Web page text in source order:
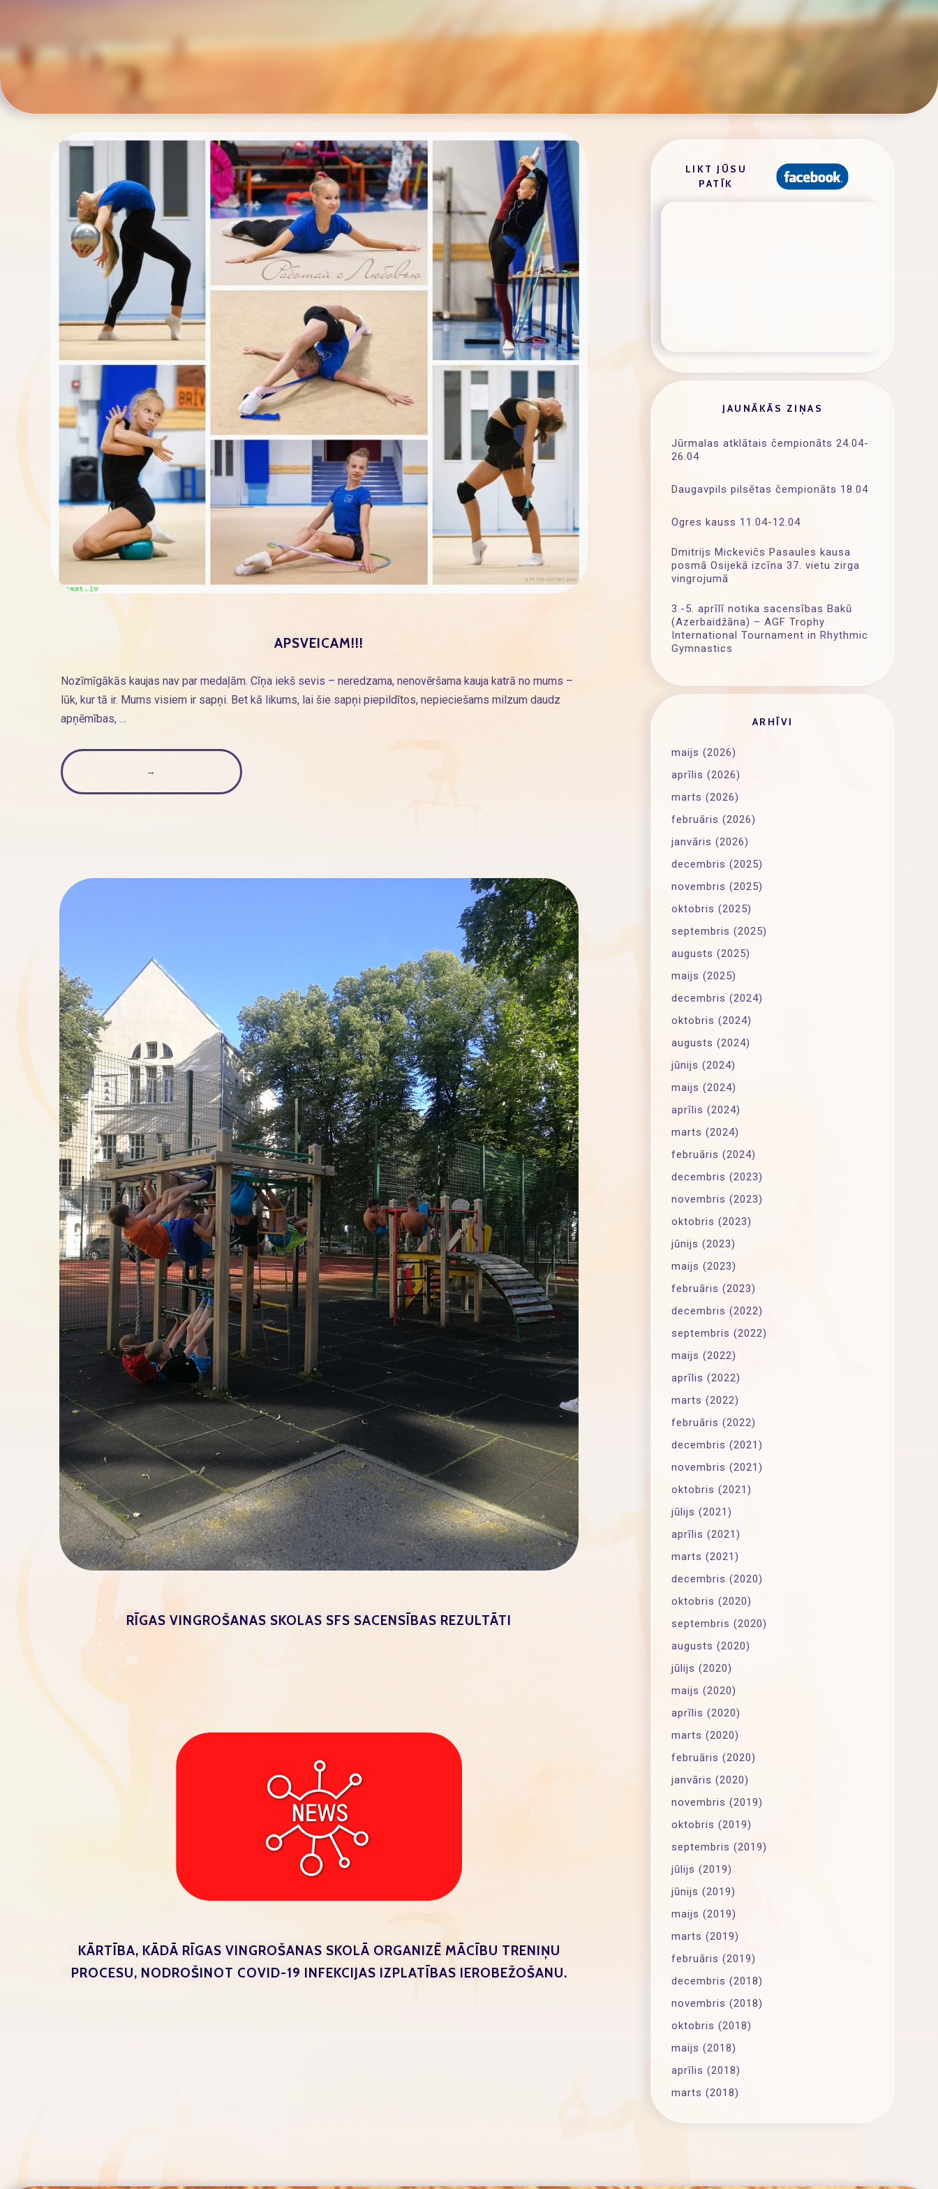
APSVEICAM!!!
Nozīmīgākās kaujas nav par medaļām. Cīņa iekš sevis – neredzama, nenovēršama kauja katrā no mums –
lūk, kur tā ir. Mums visiem ir sapņi. Bet kā likums, lai šie sapņi piepildītos, nepieciešams milzum daudz
apņēmības, …
→
RĪGAS VINGROŠANAS SKOLAS SFS SACENSĪBAS REZULTĀTI
KĀRTĪBA, KĀDĀ RĪGAS VINGROŠANAS SKOLĀ ORGANIZĒ MĀCĪBU TRENIŅU
PROCESU, NODROŠINOT COVID-19 INFEKCIJAS IZPLATĪBAS IEROBEŽOŠANU.
LIKT JŪSU
PATĪK
JAUNĀKĀS ZIŅAS
Jūrmalas atklātais čempionāts 24.04-
26.04
Daugavpils pilsētas čempionāts 18.04
Ogres kauss 11.04-12.04
Dmitrijs Mickevičs Pasaules kausa
posmā Osijekā izcīna 37. vietu zirga
vingrojumā
3.-5. aprīlī notika sacensības Bakū
(Azerbaidžāna) – AGF Trophy
International Tournament in Rhythmic
Gymnastics
ARHĪVI
maijs (2026)
aprīlis (2026)
marts (2026)
februāris (2026)
janvāris (2026)
decembris (2025)
novembris (2025)
oktobris (2025)
septembris (2025)
augusts (2025)
maijs (2025)
decembris (2024)
oktobris (2024)
augusts (2024)
jūnijs (2024)
maijs (2024)
aprīlis (2024)
marts (2024)
februāris (2024)
decembris (2023)
novembris (2023)
oktobris (2023)
jūnijs (2023)
maijs (2023)
februāris (2023)
decembris (2022)
septembris (2022)
maijs (2022)
aprīlis (2022)
marts (2022)
februāris (2022)
decembris (2021)
novembris (2021)
oktobris (2021)
jūlijs (2021)
aprīlis (2021)
marts (2021)
decembris (2020)
oktobris (2020)
septembris (2020)
augusts (2020)
jūlijs (2020)
maijs (2020)
aprīlis (2020)
marts (2020)
februāris (2020)
janvāris (2020)
novembris (2019)
oktobris (2019)
septembris (2019)
jūlijs (2019)
jūnijs (2019)
maijs (2019)
marts (2019)
februāris (2019)
decembris (2018)
novembris (2018)
oktobris (2018)
maijs (2018)
aprīlis (2018)
marts (2018)